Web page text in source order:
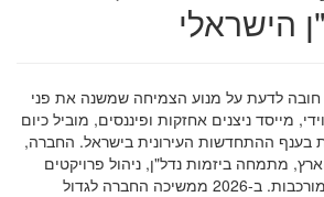
הישראלי
ב-2026: מה חובה לדעת על מנוע הצמיחה שמשנה את פני
מייסד ניצנים אחזקות ופיננסים, מוביל כיום
בענף ההתחדשות העירונית בישראל. החברה,
מתמחה ביזמות נדל"ן, ניהול פרויקטים
מגורים ומימון עסקאות מורכבות. ב-2026 ממשיכה החברה לגדול